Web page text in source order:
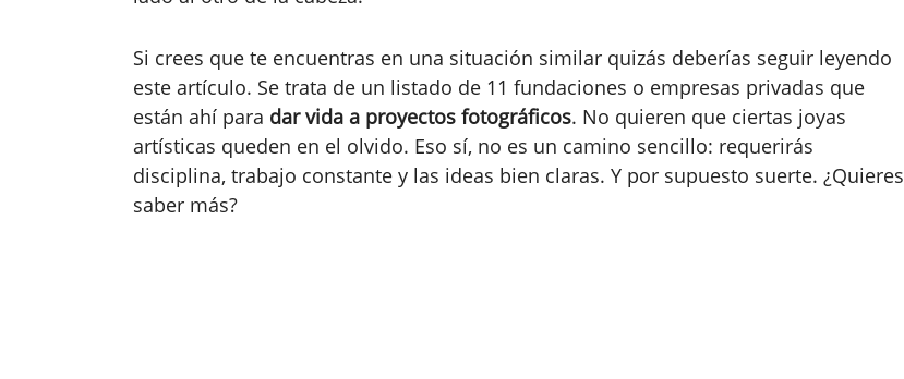
Si crees que te encuentras en una situación similar quizás deberías seguir leyendo
este artículo. Se trata de un listado de 11 fundaciones o empresas privadas que
están ahí para dar vida a proyectos fotográficos. No quieren que ciertas joyas
artísticas queden en el olvido. Eso sí, no es un camino sencillo: requerirás
disciplina, trabajo constante y las ideas bien claras. Y por supuesto suerte. ¿Quieres
saber más?